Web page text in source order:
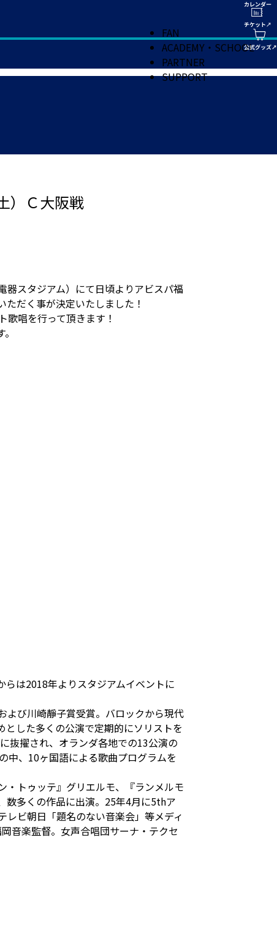
FAN
ACADEMY・SCHOOL
PARTNER
SUPPORT
）Ｃ大阪戦
器スタジアム）にて日頃よりアビスパ福
だく事が決定いたしました！
唱を行って頂きます！
は2018年よりスタジアムイベントに
よび川崎靜子賞受賞。バロックから現代
した多くの公演で定期的にソリストを
抜擢され、オランダ各地での13公演の
中、10ヶ国語による歌曲プログラムを
・トゥッテ』グリエルモ、『ランメルモ
数多くの作品に出演。25年4月に5thア
ビ朝日「題名のない音楽会」等メディ
音楽監督。女声合唱団サーナ・テクセ